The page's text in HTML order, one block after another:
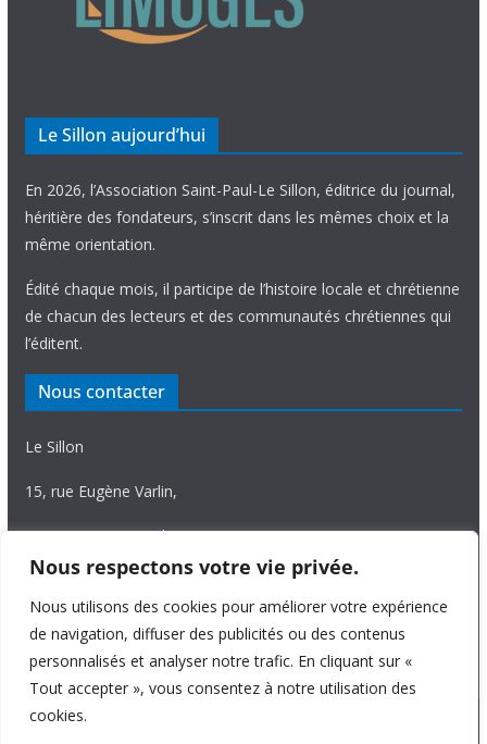
Nous respectons votre vie privée.
Nous utilisons des cookies pour améliorer votre expérience
de navigation, diffuser des publicités ou des contenus
personnalisés et analyser notre trafic. En cliquant sur «
Tout accepter », vous consentez à notre utilisation des
cookies.
Le Sillon aujourd’hui
En 2026, l’Association Saint-Paul-Le Sillon, éditrice du journal,
héritière des fondateurs, s’inscrit dans les mêmes choix et la
même orientation.
Édité chaque mois, il participe de l’histoire locale et chrétienne
de chacun des lecteurs et des communautés chrétiennes qui
l’éditent.
Nous contacter
Le Sillon
15, rue Eugène Varlin,
87036 Limoges Cedex.
Tél. 05 55 06 14 15
Nous écrire